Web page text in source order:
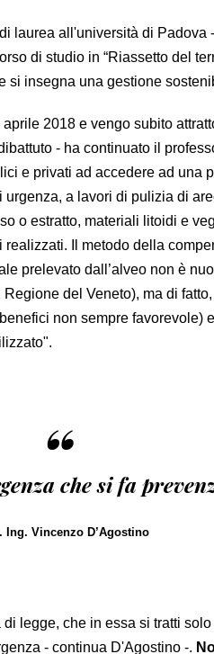
laurea all'università di Padova
di studio in “Riassetto del
si insegna una gestione
2018 e vengo subito
- ha continuato il
e privati ad accedere ad una
a lavori di pulizia di
o estratto, materiali litoidi e
Il metodo della
prelevato dall’alveo non è
del Veneto), ma di
non sempre favorevole)
“che si fa
Ing. Vincenzo D’Agostino
legge, che in essa si tratti
- continua D'Agostino -.